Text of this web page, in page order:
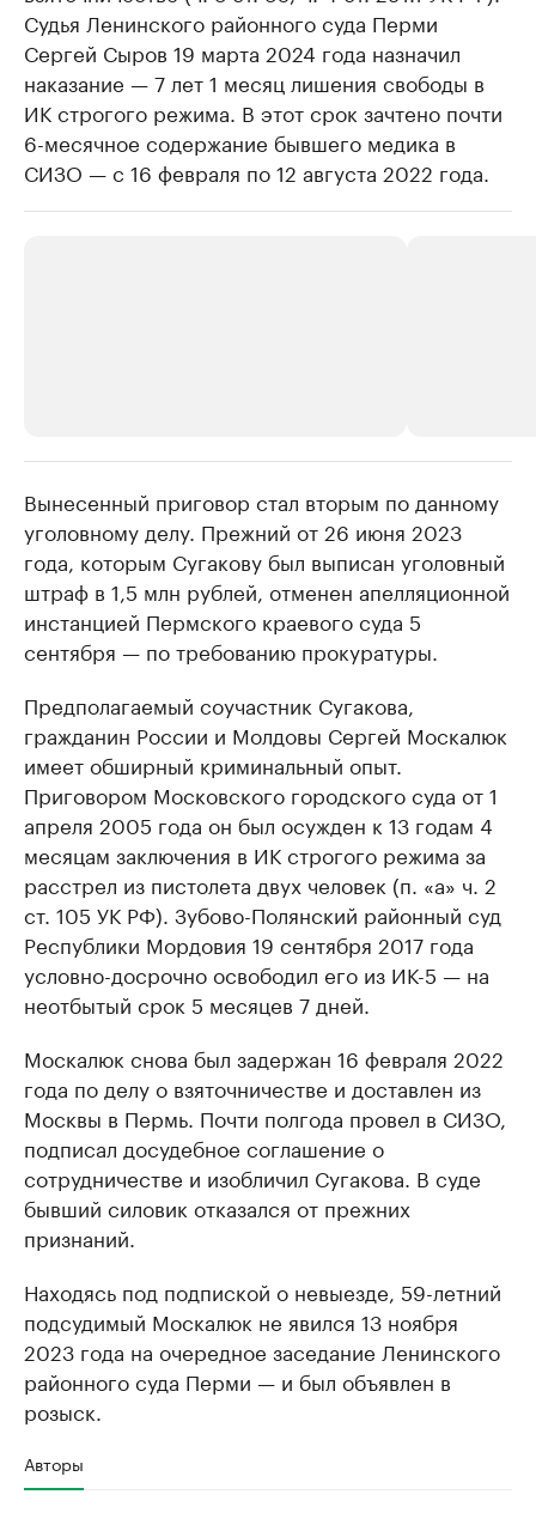
Судья Ленинского районного суда Перми
Сергей Сыров 19 марта 2024 года назначил
наказание — 7 лет 1 месяц лишения свободы в
ИК строгого режима. В этот срок зачтено почти
6-месячное содержание бывшего медика в
СИЗО — с 16 февраля по 12 августа 2022 года.
Крупнейшие производители и
продавцы медийной продукции
Ознакомьтесь с информацией в каталоге
Страховые
Посмотрите в
Вынесенный приговор стал вторым по данному
уголовному делу. Прежний от 26 июня 2023
года, которым Сугакову был выписан уголовный
штраф в 1,5 млн рублей, отменен апелляционной
инстанцией Пермского краевого суда 5
сентября — по требованию прокуратуры.
Предполагаемый соучастник Сугакова,
гражданин России и Молдовы Сергей Москалюк
имеет обширный криминальный опыт.
Приговором Московского городского суда от 1
апреля 2005 года он был осужден к 13 годам 4
месяцам заключения в ИК строгого режима за
расстрел из пистолета двух человек (п. «а» ч. 2
ст. 105 УК РФ). Зубово-Полянский районный суд
Республики Мордовия 19 сентября 2017 года
условно-досрочно освободил его из ИК-5 — на
неотбытый срок 5 месяцев 7 дней.
Москалюк снова был задержан 16 февраля 2022
года по делу о взяточничестве и доставлен из
Москвы в Пермь. Почти полгода провел в СИЗО,
подписал досудебное соглашение о
сотрудничестве и изобличил Сугакова. В суде
бывший силовик отказался от прежних
признаний.
Находясь под подпиской о невыезде, 59-летний
подсудимый Москалюк не явился 13 ноября
2023 года на очередное заседание Ленинского
районного суда Перми — и был объявлен в
розыск.
Авторы